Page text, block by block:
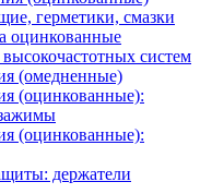
герметики, смазки
оцинкованные
систем
(омедненные)
(оцинкованные):
(оцинкованные):
держатели